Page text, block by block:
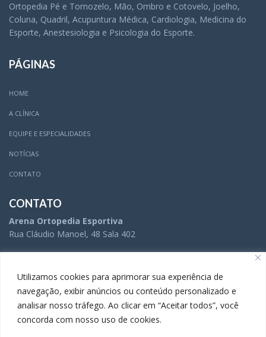
Utilizamos cookies para aprimorar sua experiência de
navegação, exibir anúncios ou conteúdo personalizado e
analisar nosso tráfego. Ao clicar em “Aceitar todos”, você
concorda com nosso uso de cookies.
Ortopedia Pé e Tornozelo, Mão, Ombro e Cotovelo, Joelho,
Coluna, Quadril, Acupuntura Médica, Cardiologia, Medicina do
Esporte, Anestesiologia e Psicologia do Esporte.
PÁGINAS
HOME
A CLÍNICA
EQUIPE E ESPECIALIDADES
NOTÍCIAS
CONTATO
CONTATO
Arena Ortopedia Esportiva
Rua Cláudio Manoel, 48 Sala 402
(31) 3504-5005
(31) 3283-9738